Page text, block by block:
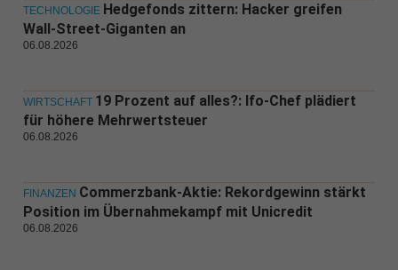
TECHNOLOGIE Hedgefonds zittern: Hacker greifen
Wall-Street-Giganten an
06.08.2026
WIRTSCHAFT 19 Prozent auf alles?: Ifo-Chef plädiert
für höhere Mehrwertsteuer
06.08.2026
FINANZEN Commerzbank-Aktie: Rekordgewinn stärkt
Position im Übernahmekampf mit Unicredit
06.08.2026